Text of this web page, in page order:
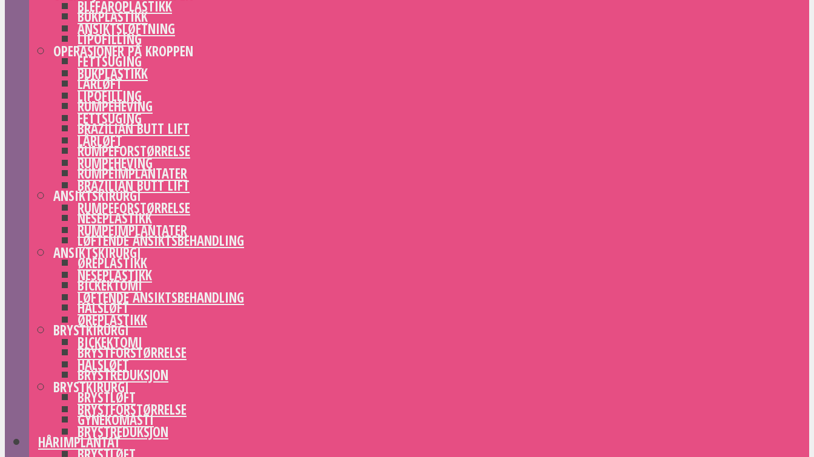
BUKPLASTIKK
LIPOFILLING
FETTSUGING
LÅRLØFT
RUMPEHEVING
BRAZILIAN BUTT LIFT
RUMPEFORSTØRRELSE
RUMPEIMPLANTATER
ANSIKTSKIRURGI
NESEPLASTIKK
LØFTENDE ANSIKTSBEHANDLING
ØREPLASTIKK
BICKEKTOMI
HALSLØFT
BRYSTKIRURGI
BRYSTFORSTØRRELSE
BRYSTREDUKSJON
BRYSTLØFT
GYNEKOMASTI
HÅRIMPLANTAT
BLEFAROPLASTIKK
ANSIKTSLØFTNING
OPERASJONER PÅ KROPPEN
BUKPLASTIKK
LIPOFILLING
FETTSUGING
LÅRLØFT
RUMPEHEVING
BRAZILIAN BUTT LIFT
RUMPEFORSTØRRELSE
RUMPEIMPLANTATER
ANSIKTSKIRURGI
NESEPLASTIKK
LØFTENDE ANSIKTSBEHANDLING
ØREPLASTIKK
BICKEKTOMI
HALSLØFT
BRYSTKIRURGI
BRYSTFORSTØRRELSE
BRYSTREDUKSJON